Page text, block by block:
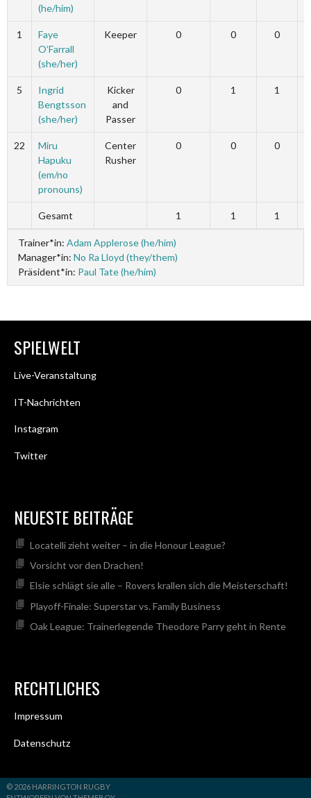
(he/him)
1
Faye
O’Farrall
(she/her)
Keeper 0 0 0
5
Ingrid
Bengtsson
(she/her)
Kicker
and
Passer
0 1 1
22
Miru
Hapuku
(em/no
pronouns)
Center
Rusher
0 0 0
Gesamt 1 1 1
Trainer*in: Adam Applerose (he/him)
Manager*in: No Ra Lloyd (they/them)
Präsident*in: Paul Tate (he/him)
SPIELWELT
Live-Veranstaltung
IT-Nachrichten
Instagram
Twitter
NEUESTE BEITRÄGE
Locatelli zieht weiter – in die Honour League?
Vorsicht vor den Drachen!
Elsie schlägt sie alle – Rovers krallen sich die Meisterschaft!
Playoff-Finale: Superstar vs. Family Business
Oak League: Trainerlegende Theodore Parry geht in Rente
RECHTLICHES
Impressum
Datenschutz
© 2026 HARRINGTON RUGBY